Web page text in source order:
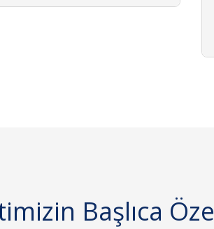
Başlıca